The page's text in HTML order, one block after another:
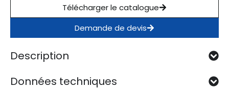
Télécharger le catalogue
Demande de devis
Description
Données techniques